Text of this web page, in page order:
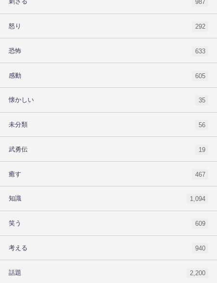
刺さる 987
怒り 292
恐怖 633
感動 605
懐かしい 35
未分類 56
武勇伝 19
癒す 467
知識 1,094
笑う 609
考える 940
話題 2,200